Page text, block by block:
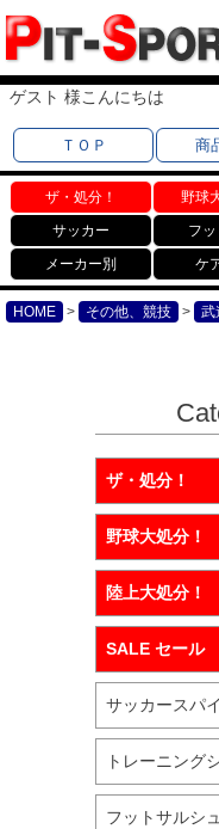
ゲスト 様こんにちは
ＴＯＰ 商
ザ・処分！ 野球
サッカー
フ
メーカー別
ケ
HOME その他、競技 武
ザ・処分！
野球大処分！
陸上大処分！
SALE セール
サッカースパ
トレーニング
フットサルシ